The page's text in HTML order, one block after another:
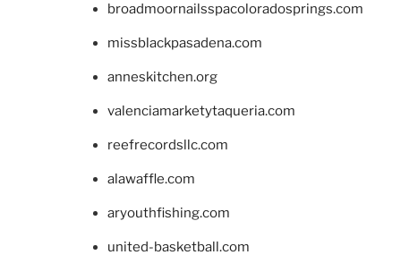
broadmoornailsspacoloradosprings.com
missblackpasadena.com
anneskitchen.org
valenciamarketytaqueria.com
reefrecordsllc.com
alawaffle.com
aryouthfishing.com
united-basketball.com